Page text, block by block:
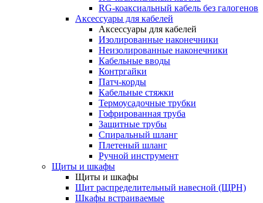
RG-коаксиальный кабель без галогенов
Аксессуары для кабелей
Аксессуары для кабелей
Изолированные наконечники
Неизолированные наконечники
Кабельные вводы
Контргайки
Патч-корды
Кабельные стяжки
Термоусадочные трубки
Гофрированная труба
Защитные трубы
Спиральный шланг
Плетеный шланг
Ручной инструмент
Щиты и шкафы
Щиты и шкафы
Щит распределительный навесной (ЩРН)
Шкафы встраиваемые